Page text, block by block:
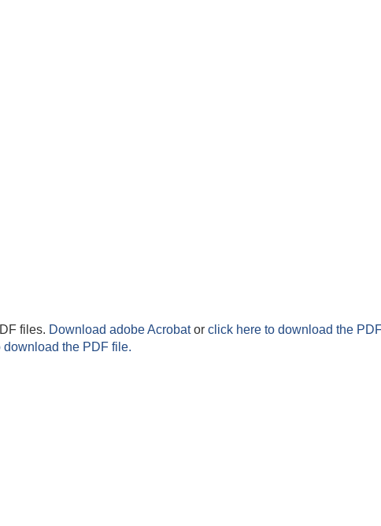
files. Download adobe Acrobator click here to download the
download the PDF file.